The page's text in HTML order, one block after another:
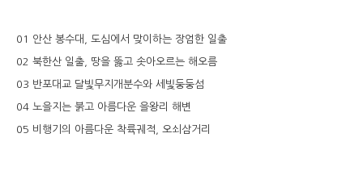
01 안산 봉수대, 도심에서 맞이하는 장엄한 일출
02 북한산 일출, 땅을 뚫고 솟아오르는 해오름
03 반포대교 달빛무지개분수와 세빛둥둥섬
04 노을지는 붉고 아름다운 을왕리 해변
05 비행기의 아름다운 착륙궤적, 오쇠삼거리